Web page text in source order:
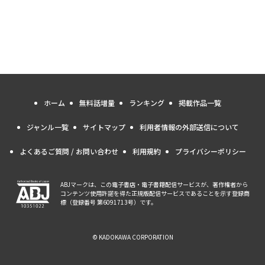
ホーム 無料話増量 ランキング 掲載作品一覧
ジャンル一覧 サイトマップ 利用者情報の外部送信について
よくあるご質問 / お問い合わせ 利用規約 プライバシーポリシー
ABJマークは、この電子書店・電子書籍配信サービスが、著作権者から
コンテンツ使用許諾を得た正規版配信サービスであることを示す登録商
標（登録番号 第6091713号）です。
© KADOKAWA CORPORATION